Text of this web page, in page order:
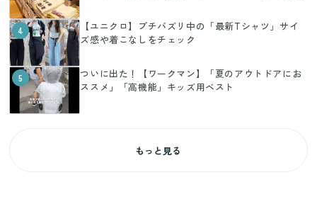
4
【ユニクロ】プチバズリ中の「最新Tシャツ」サイ
ズ感や着こなしをチェック
5
ついに出た！【ワークマン】「夏のアウトドアにお
ススメ」「高機能」キッズ用ベスト
もっと見る